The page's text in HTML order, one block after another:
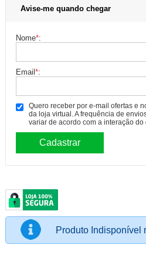
Avise-me quando chegar
Nome*:
Email*:
Quero receber por e-mail ofertas e
da loja virtual. A frequência de
variar de acordo com a interação do
Produto Indisponível